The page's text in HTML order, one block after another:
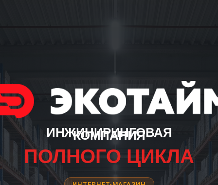
ИНЖИНИРИНГОВАЯ
КОМПАНИЯ
ПОЛНОГО ЦИКЛА